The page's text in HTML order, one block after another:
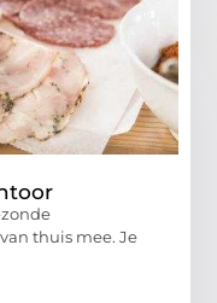
thuis mee. Je